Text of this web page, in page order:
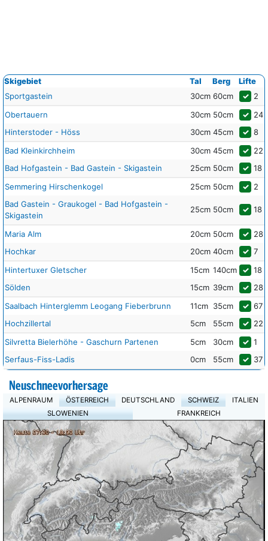
Skigebiet Tal Berg
Lifte
Sportgastein
30cm 60cm ✓ 2
Obertauern
30cm 50cm ✓ 24
Hinterstoder - Höss
30cm 45cm ✓ 8
Bad Kleinkirchheim
30cm 45cm ✓ 22
Bad Hofgastein - Bad Gastein - Skigastein
25cm 50cm ✓ 18
Semmering Hirschenkogel
25cm 50cm ✓ 2
Bad Gastein - Graukogel - Bad Hofgastein -
Skigastein
25cm 50cm ✓ 18
Maria Alm 20cm 50cm ✓ 28
Hochkar
20cm 40cm ✓ 7
Hintertuxer Gletscher
15cm 140cm ✓ 18
Sölden
15cm 39cm ✓ 28
Saalbach Hinterglemm Leogang Fieberbrunn
11cm 35cm ✓ 67
Hochzillertal
5cm 55cm ✓ 22
Silvretta Bielerhöhe - Gaschurn Partenen
5cm 30cm ✓ 1
Serfaus-Fiss-Ladis
0cm 55cm ✓ 37
Neuschneevorhersage
ALPENRAUM ÖSTERREICH DEUTSCHLAND SCHWEIZ
ITALIEN
SLOWENIEN
FRANKREICH